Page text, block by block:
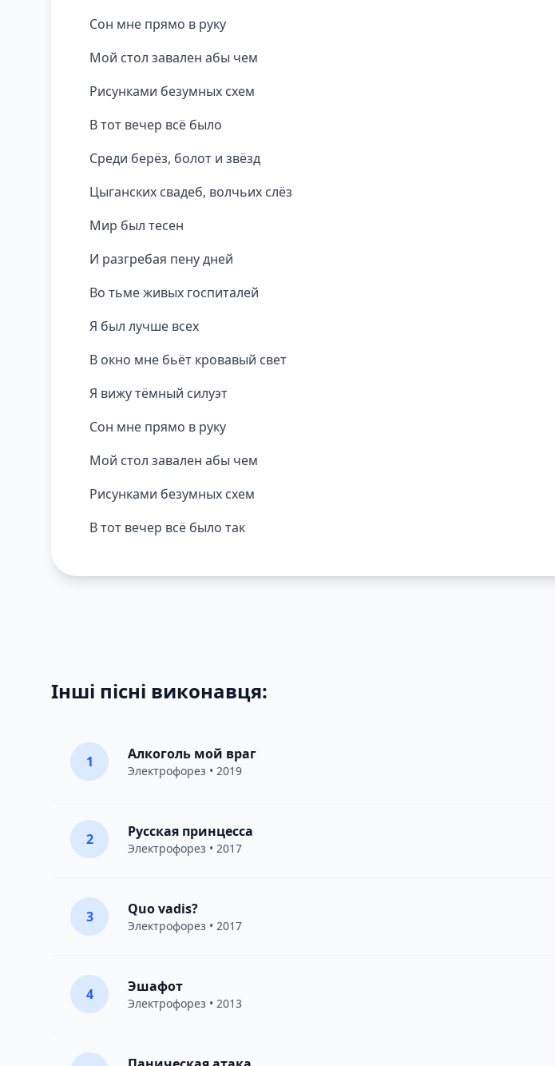
Сон мне прямо в руку
Мой стол завален абы чем
Рисунками безумных схем
В тот вечер всё было
Среди берёз, болот и звёзд
Цыганских свадеб, волчьих слёз
Мир был тесен
И разгребая пену дней
Во тьме живых госпиталей
Я был лучше всех
В окно мне бьёт кровавый свет
Я вижу тёмный силуэт
Сон мне прямо в руку
Мой стол завален абы чем
Рисунками безумных схем
В тот вечер всё было так
Інші пісні виконавця:
1 Алкоголь мой враг
Электрофорез • 2019
2 Русская принцесса
Электрофорез • 2017
3 Quo vadis?
Электрофорез • 2017
4 Эшафот
Электрофорез • 2013